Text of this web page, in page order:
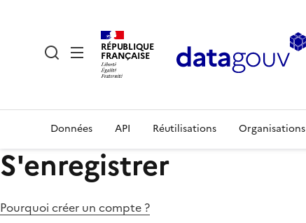
RÉPUBLIQUE
FRANÇAISE
Données API Réutilisations Organisations
S'enregistrer
Pourquoi créer un compte ?